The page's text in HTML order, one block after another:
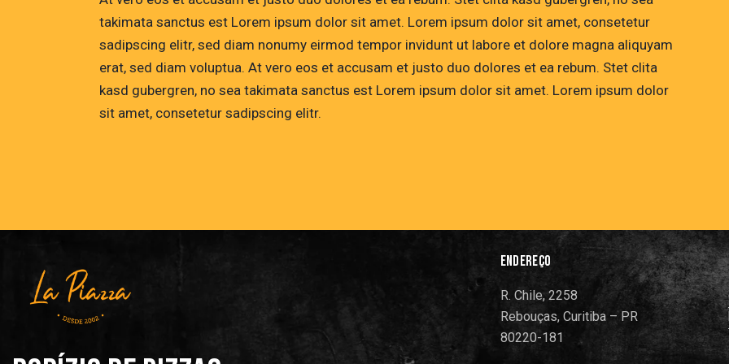
takimata sanctus est Lorem ipsum dolor sit amet. Lorem ipsum dolor sit amet, consetetur
sadipscing elitr, sed diam nonumy eirmod tempor invidunt ut labore et dolore magna aliquyam
erat, sed diam voluptua. At vero eos et accusam et justo duo dolores et ea rebum. Stet clita
kasd gubergren, no sea takimata sanctus est Lorem ipsum dolor sit amet. Lorem ipsum dolor
sit amet, consetetur sadipscing elitr.
ENDEREÇO
R. Chile, 2258
Rebouças, Curitiba – PR
80220-181